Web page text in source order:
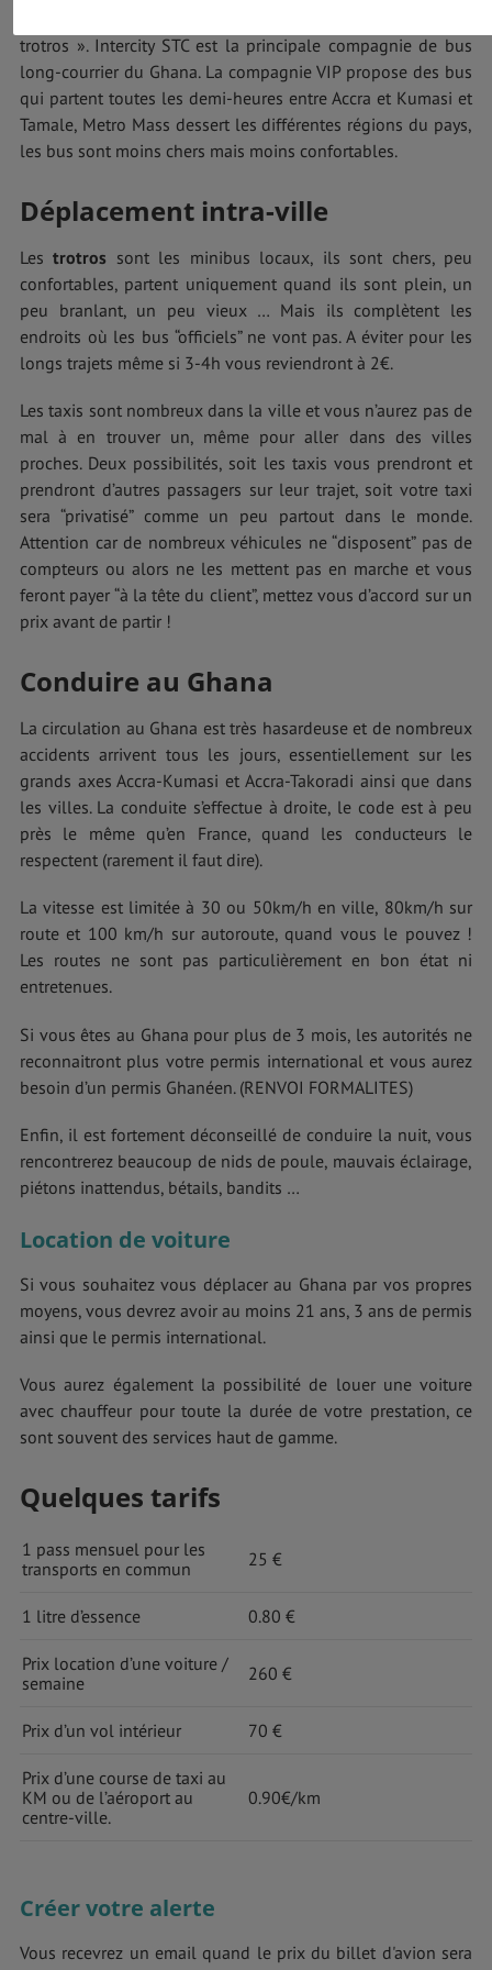
trotros ». Intercity STC est la principale compagnie de bus
long-courrier du Ghana. La compagnie VIP propose des bus
qui partent toutes les demi-heures entre Accra et Kumasi et
Tamale, Metro Mass dessert les différentes régions du pays,
les bus sont moins chers mais moins confortables.
Déplacement intra-ville
Lestrotros sont les minibus locaux, ils sont chers, peu
confortables, partent uniquement quand ils sont plein, un
peu branlant, un peu vieux … Mais ils complètent les
endroits où les bus “officiels” ne vont pas. A éviter pour les
longs trajets même si 3-4h vous reviendront à 2€.
Les taxis sont nombreux dans la ville et vous n’aurez pas de
mal à en trouver un, même pour aller dans des villes
proches. Deux possibilités, soit les taxis vous prendront et
prendront d’autres passagers sur leur trajet, soit votre taxi
sera “privatisé” comme un peu partout dans le monde.
Attention car de nombreux véhicules ne “disposent” pas de
compteurs ou alors ne les mettent pas en marche et vous
feront payer “à la tête du client”, mettez vous d’accord sur un
prix avant de partir !
Conduire au Ghana
La circulation au Ghana est très hasardeuse et de nombreux
accidents arrivent tous les jours, essentiellement sur les
grands axes Accra-Kumasi et Accra-Takoradi ainsi que dans
les villes. La conduite s’effectue à droite, le code est à peu
près le même qu’en France, quand les conducteurs le
respectent (rarement il faut dire).
La vitesse est limitée à 30 ou 50km/h en ville, 80km/h sur
route et 100 km/h sur autoroute, quand vous le pouvez !
Les routes ne sont pas particulièrement en bon état ni
entretenues.
Si vous êtes au Ghana pour plus de 3 mois, les autorités ne
reconnaitront plus votre permis international et vous aurez
besoin d’un permis Ghanéen. (RENVOI FORMALITES)
Enfin, il est fortement déconseillé de conduire la nuit, vous
rencontrerez beaucoup de nids de poule, mauvais éclairage,
piétons inattendus, bétails, bandits …
Location de voiture
Si vous souhaitez vous déplacer au Ghana par vos propres
moyens, vous devrez avoir au moins 21 ans, 3 ans de permis
ainsi que le permis international.
Vous aurez également la possibilité de louer une voiture
avec chauffeur pour toute la durée de votre prestation, ce
sont souvent des services haut de gamme.
Quelques tarifs
1 pass mensuel pour les
transports en commun
25 €
1 litre d’essence 0.80 €
Prix location d’une voiture /
semaine
260 €
Prix d’un vol intérieur 70 €
Prix d’une course de taxi au
KM ou de l’aéroport au
centre-ville.
0.90€/km
Créer votre alerte
Vous recevrez un email quand le prix du billet d'avion sera